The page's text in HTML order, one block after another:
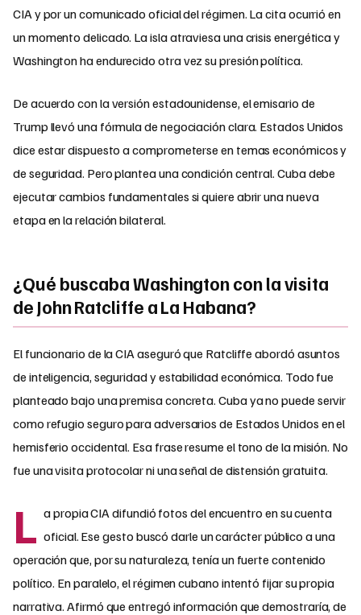
CIA y por un comunicado oficial del régimen. La cita ocurrió en
un momento delicado. La isla atraviesa una crisis energética y
Washington ha endurecido otra vez su presión política.
De acuerdo con la versión estadounidense, el emisario de
Trump llevó una fórmula de negociación clara. Estados Unidos
dice estar dispuesto a comprometerse en temas económicos y
de seguridad. Pero plantea una condición central. Cuba debe
ejecutar cambios fundamentales si quiere abrir una nueva
etapa en la relación bilateral.
¿Qué buscaba Washington con la visita
de John Ratcliffe a La Habana?
El funcionario de la CIA aseguró que Ratcliffe abordó asuntos
de inteligencia, seguridad y estabilidad económica. Todo fue
planteado bajo una premisa concreta. Cuba ya no puede servir
como refugio seguro para adversarios de Estados Unidos en el
hemisferio occidental. Esa frase resume el tono de la misión. No
fue una visita protocolar ni una señal de distensión gratuita.
L a propia CIA difundió fotos del encuentro en su cuenta
oficial. Ese gesto buscó darle un carácter público a una
operación que, por su naturaleza, tenía un fuerte contenido
político. En paralelo, el régimen cubano intentó fijar su propia
narrativa. Afirmó que entregó información que demostraría, de